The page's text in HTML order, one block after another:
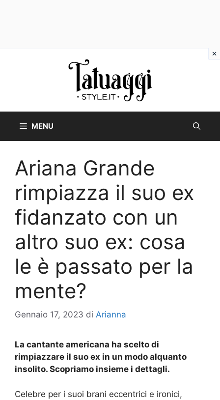
MENU
Ariana Grande
rimpiazza il suo ex
fidanzato con un
altro suo ex: cosa
le è passato per la
mente?
Gennaio 17, 2023 di Arianna
La cantante americana ha scelto di
rimpiazzare il suo ex in un modo alquanto
insolito. Scopriamo insieme i dettagli.
Celebre per i suoi brani eccentrici e ironici,